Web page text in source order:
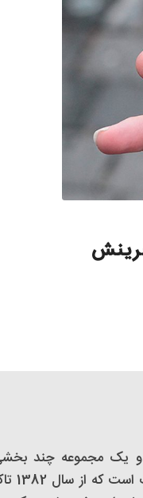
مجموعه‌ چند
مجازی،